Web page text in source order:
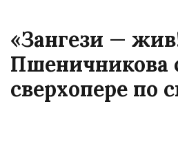
«Зангези —
Пшеничникова
сверхопере по